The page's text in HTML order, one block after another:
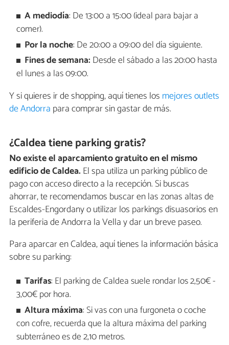
A mediodía: De 13:00 a 15:00 (ideal para bajar a
comer).
Por la noche: De 20:00 a 09:00 del día siguiente.
Fines de semana: Desde el sábado a las 20:00 hasta
el lunes a las 09:00.
Y si quieres ir de shopping, aquí tienes los mejores outlets
de Andorra para comprar sin gastar de más.
¿Caldea tiene parking gratis?
No existe el aparcamiento gratuito en el mismo
edificio de Caldea.El spa utiliza un parking público de
pago con acceso directo a la recepción. Si buscas
ahorrar, te recomendamos buscar en las zonas altas de
Escaldes-Engordany o utilizar los parkings disuasorios en
la periferia de Andorra la Vella y dar un breve paseo.
Para aparcar en Caldea, aquí tienes la información básica
sobre su parking:
Tarifas: El parking de Caldea suele rondar los 2,50€ -
3,00€ por hora.
Altura máxima: Si vas con una furgoneta o coche
con cofre, recuerda que la altura máxima del parking
subterráneo es de 2,10 metros.